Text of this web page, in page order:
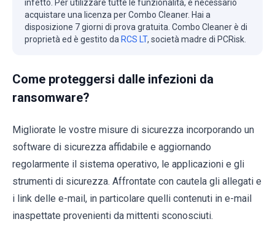
infetto. Per utilizzare tutte le funzionalità, è necessario
acquistare una licenza per Combo Cleaner. Hai a
disposizione 7 giorni di prova gratuita. Combo Cleaner è di
proprietà ed è gestito da RCS LT, società madre di PCRisk.
Come proteggersi dalle infezioni da
ransomware?
Migliorate le vostre misure di sicurezza incorporando un
software di sicurezza affidabile e aggiornando
regolarmente il sistema operativo, le applicazioni e gli
strumenti di sicurezza. Affrontate con cautela gli allegati e
i link delle e-mail, in particolare quelli contenuti in e-mail
inaspettate provenienti da mittenti sconosciuti.